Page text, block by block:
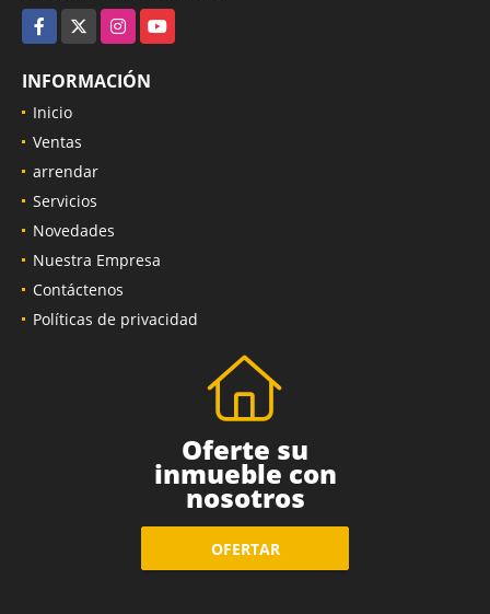
Facebook
InstagramYouTube
INFORMACIÓN
Inicio
Ventas
arrendar
Servicios
Novedades
Nuestra Empresa
Contáctenos
Políticas de privacidad
Oferte su
inmueble con
nosotros
OFERTAR